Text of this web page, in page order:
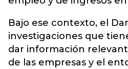
Bajo ese contexto, el
investigaciones que
dar información
de las empresas y el